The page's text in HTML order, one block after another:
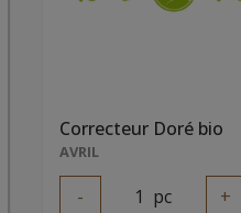
Correcteur Doré bio
AVRIL
- 1 pc +